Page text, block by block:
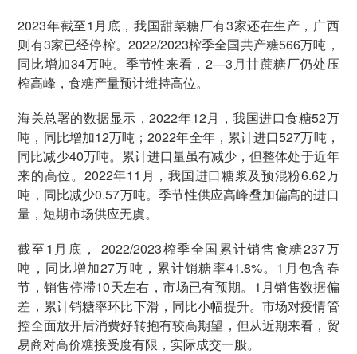
2023年截至1月底，我国甜菜糖厂有3家还在生产，广西
则有3家已经停榨。2022/2023榨季全国共产糖566万吨，
同比增加34万吨。季节性来看，2—3月甘蔗糖厂仍处压
榨高峰，食糖产量预计维持高位。
海关总署的数据显示，2022年12月，我国进口食糖52万
吨，同比增加12万吨；2022年全年，累计进口527万吨，
同比减少40万吨。累计进口量虽有减少，但整体处于近年
来的高位。2022年11月，我国进口糖浆及预混粉6.62万
吨，同比减少0.57万吨。季节性供应高峰叠加偏高的进口
量，短期市场供应无虞。
截至1月底， 2022/2023榨季全国累计销售食糖237万
吨，同比增加27万吨，累计销糖率41.8%。1月包含春
节，销售停滞10天左右，市场已有预期。1月销售数据偏
差，累计销糖率环比下滑，同比小幅提升。市场对疫情管
控全面放开后消费好转抱有较高期望，但从近期来看，贸
易商对高价糖接受度有限，实际成交一般。